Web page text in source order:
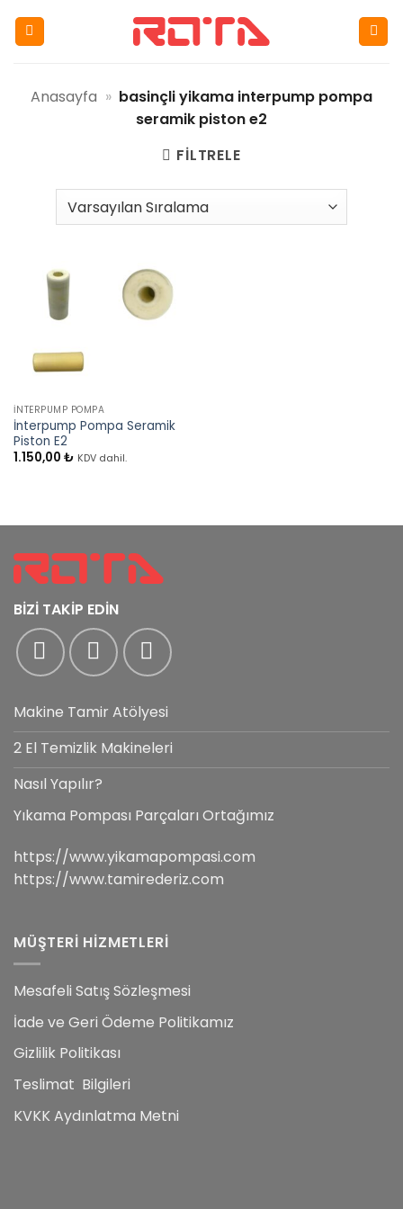
atla
Anasayfa » basinçli yikama interpump pompa
seramik piston e2
FILTRELE
İNTERPUMP POMPA
İnterpump Pompa Seramik
Piston E2
1.150,00 ₺ KDV dahil.
BİZİ TAKİP EDİN
Makine Tamir Atölyesi
2 El Temizlik Makineleri
Nasıl Yapılır?
Yıkama Pompası Parçaları Ortağımız
https://www.yikamapompasi.com
https://www.tamirederiz.com
MÜŞTERİ HİZMETLERİ
Mesafeli Satış Sözleşmesi
İade ve Geri Ödeme Politikamız
Gizlilik Politikası
Teslimat Bilgileri
KVKK Aydınlatma Metni